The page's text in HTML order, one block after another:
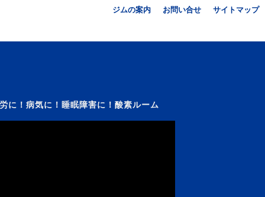
サイトマップ
お問い合せ
ジムの案内
に！病気に！睡眠障害に！酸素ルーム